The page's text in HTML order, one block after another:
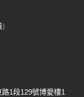
)
1段129號博愛樓1